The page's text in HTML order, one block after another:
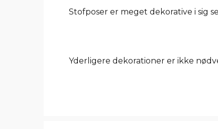
Stofposer er meget dekorative i sig
Yderligere dekorationer er ikke